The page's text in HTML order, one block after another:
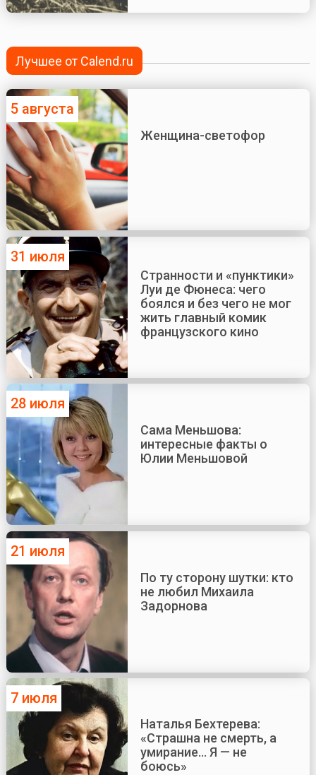
Лучшее от Calend.ru
5 августа
Женщина-светофор
31 июля
Странности и «пунктики»
Луи де Фюнеса: чего
боялся и без чего не мог
жить главный комик
французского кино
28 июля
Сама Меньшова:
интересные факты о
Юлии Меньшовой
21 июля
По ту сторону шутки: кто
не любил Михаила
Задорнова
7 июля
Наталья Бехтерева:
«Страшна не смерть, а
умирание... Я — не
боюсь»